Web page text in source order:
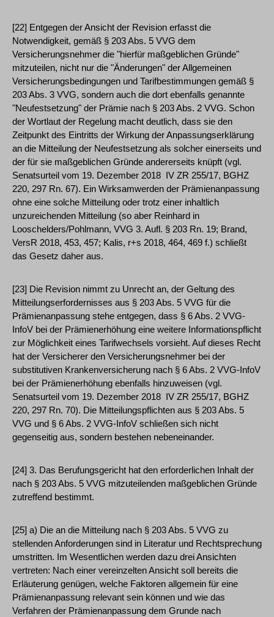
[22] Entgegen der Ansicht der Revision erfasst die
Notwendigkeit, gemäß § 203 Abs. 5 VVG dem
Versicherungsnehmer die "hierfür maßgeblichen Gründe"
mitzuteilen, nicht nur die "Änderungen" der Allgemeinen
Versicherungsbedingungen und Tarifbestimmungen gemäß §
203 Abs. 3 VVG, sondern auch die dort ebenfalls genannte
"Neufestsetzung" der Prämie nach § 203 Abs. 2 VVG. Schon
der Wortlaut der Regelung macht deutlich, dass sie den
Zeitpunkt des Eintritts der Wirkung der Anpassungserklärung
an die Mitteilung der Neufestsetzung als solcher einerseits und
der für sie maßgeblichen Gründe andererseits knüpft (vgl.
Senatsurteil vom 19. Dezember 2018 ­ IV ZR 255/17, BGHZ
220, 297 Rn. 67). Ein Wirksamwerden der Prämienanpassung
ohne eine solche Mitteilung oder trotz einer inhaltlich
unzureichenden Mitteilung (so aber Reinhard in
Looschelders/Pohlmann, VVG 3. Aufl. § 203 Rn. 19; Brand,
VersR 2018, 453, 457; Kalis, r+s 2018, 464, 469 f.) schließt
das Gesetz daher aus.
[23] Die Revision nimmt zu Unrecht an, der Geltung des
Mitteilungserfordernisses aus § 203 Abs. 5 VVG für die
Prämienanpassung stehe entgegen, dass § 6 Abs. 2 VVG-
InfoV bei der Prämienerhöhung eine weitere Informationspflicht
zur Möglichkeit eines Tarifwechsels vorsieht. Auf dieses Recht
hat der Versicherer den Versicherungsnehmer bei der
substitutiven Krankenversicherung nach § 6 Abs. 2 VVG-InfoV
bei der Prämienerhöhung ebenfalls hinzuweisen (vgl.
Senatsurteil vom 19. Dezember 2018 ­ IV ZR 255/17, BGHZ
220, 297 Rn. 70). Die Mitteilungspflichten aus § 203 Abs. 5
VVG und § 6 Abs. 2 VVG-InfoV schließen sich nicht
gegenseitig aus, sondern bestehen nebeneinander.
[24] 3. Das Berufungsgericht hat den erforderlichen Inhalt der
nach § 203 Abs. 5 VVG mitzuteilenden maßgeblichen Gründe
zutreffend bestimmt.
[25] a) Die an die Mitteilung nach § 203 Abs. 5 VVG zu
stellenden Anforderungen sind in Literatur und Rechtsprechung
umstritten. Im Wesentlichen werden dazu drei Ansichten
vertreten: Nach einer vereinzelten Ansicht soll bereits die
Erläuterung genügen, welche Faktoren allgemein für eine
Prämienanpassung relevant sein können und wie das
Verfahren der Prämienanpassung dem Grunde nach